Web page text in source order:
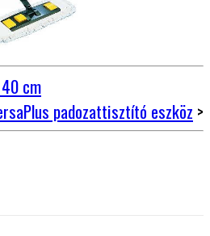
cm
padozattisztító eszköz >